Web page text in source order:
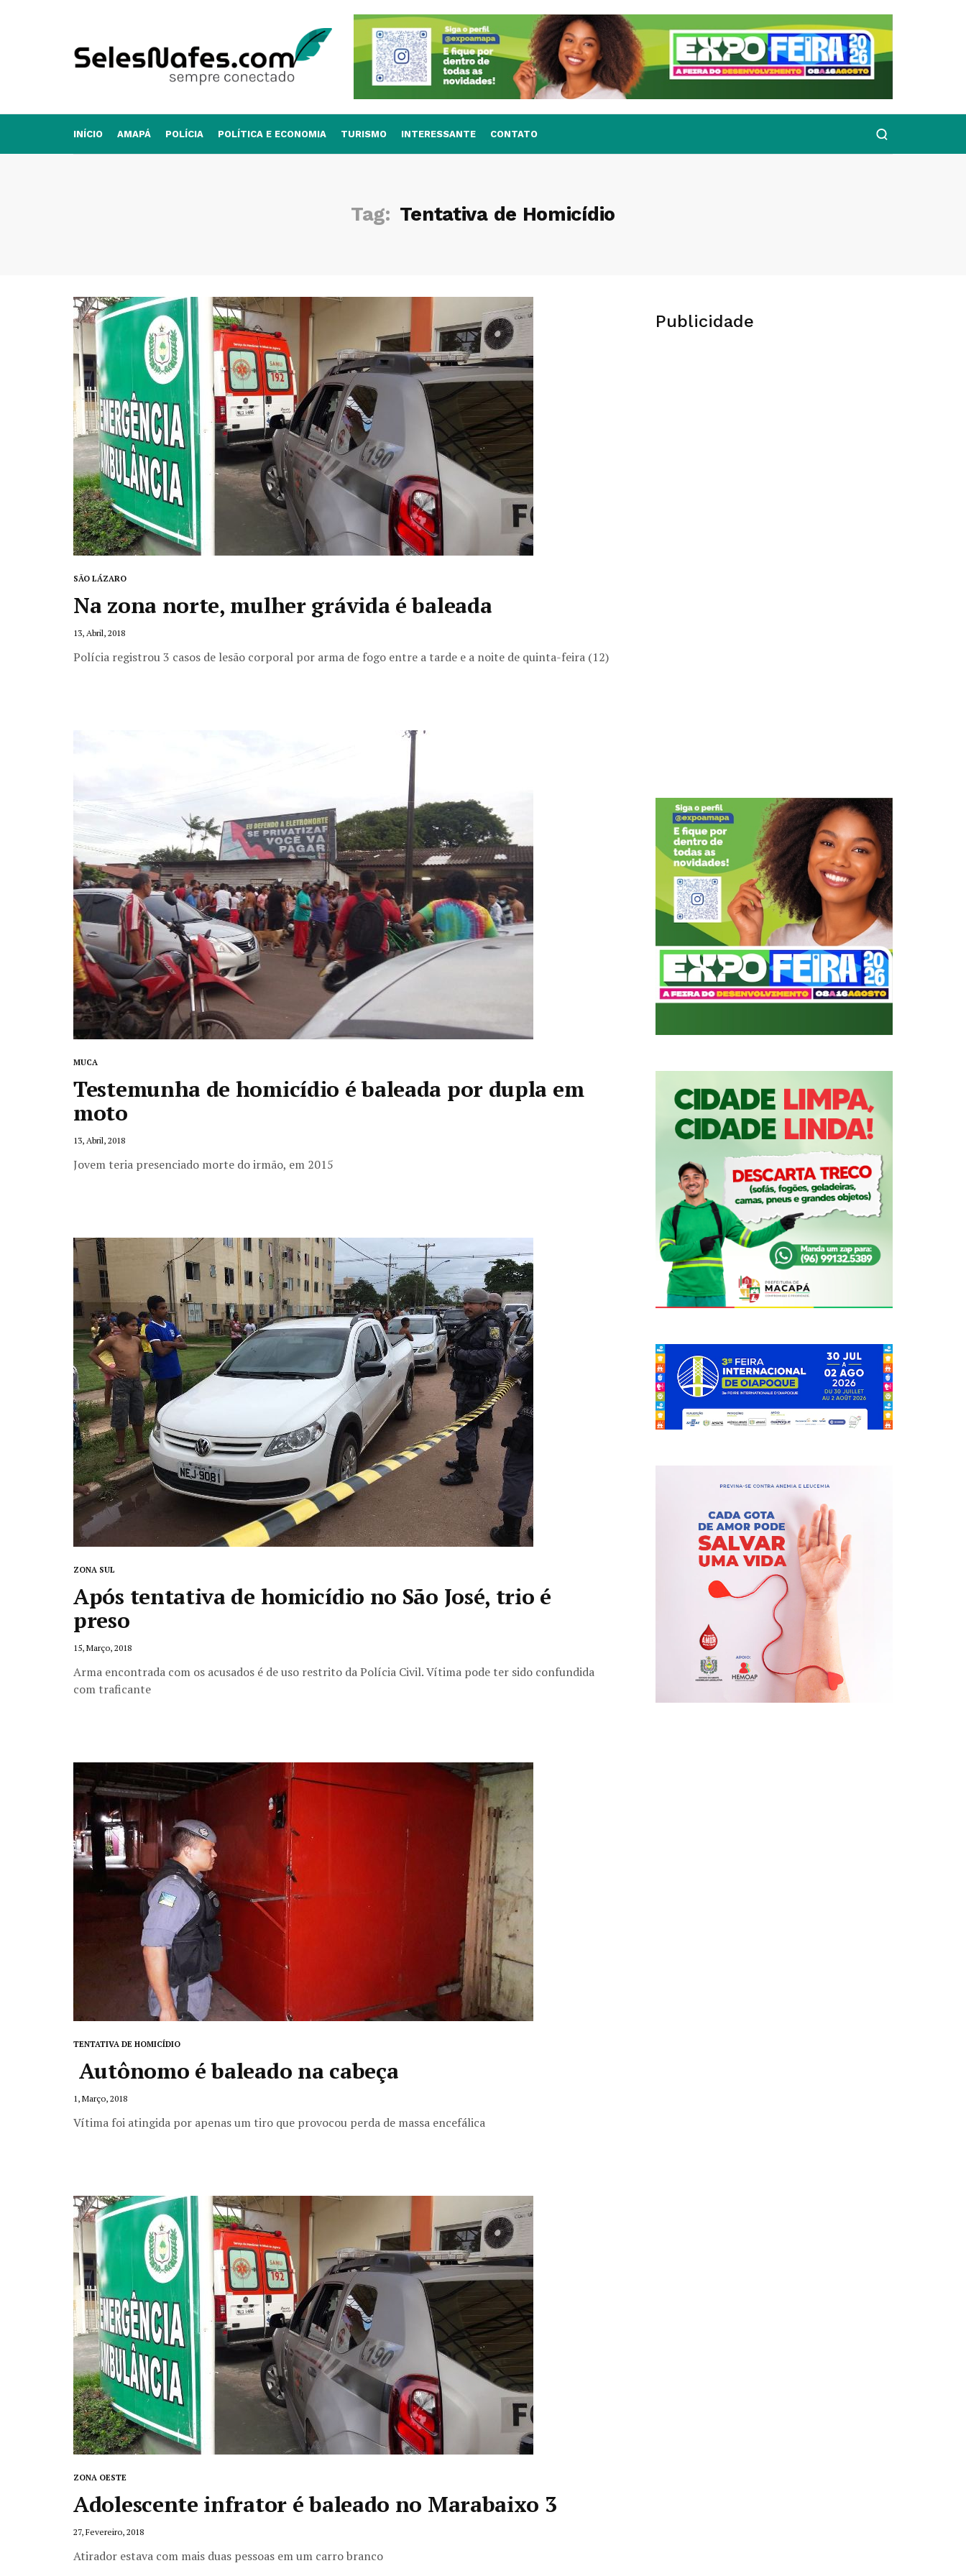
INÍCIO AMAPÁ POLÍCIA POLÍTICA E ECONOMIA TURISMO INTERESSANTE CONTATO
Tag: Tentativa de Homicídio
SÃO LÁZARO
Na zona norte, mulher grávida é baleada
13, Abril, 2018
Polícia registrou 3 casos de lesão corporal por arma de fogo entre a tarde e a noite de quinta-feira (12)
MUCA
Testemunha de homicídio é baleada por dupla em
moto
13, Abril, 2018
Jovem teria presenciado morte do irmão, em 2015
ZONA SUL
Após tentativa de homicídio no São José, trio é
preso
15, Março, 2018
Arma encontrada com os acusados é de uso restrito da Polícia Civil. Vítima pode ter sido confundida
com traficante
TENTATIVA DE HOMICÍDIO
Autônomo é baleado na cabeça
1, Março, 2018
Vítima foi atingida por apenas um tiro que provocou perda de massa encefálica
ZONA OESTE
Adolescente infrator é baleado no Marabaixo 3
27, Fevereiro, 2018
Atirador estava com mais duas pessoas em um carro branco
Publicidade